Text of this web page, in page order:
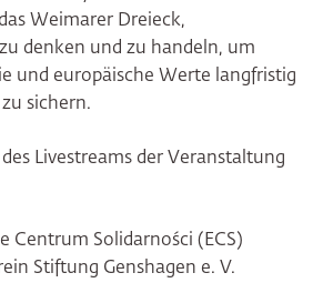
Weimarer Dreieck,
denken und zu handeln, um
und europäische Werte langfristig
sichern.
Livestreams der Veranstaltung
Centrum Solidarności (ECS)
Stiftung Genshagen e. V.